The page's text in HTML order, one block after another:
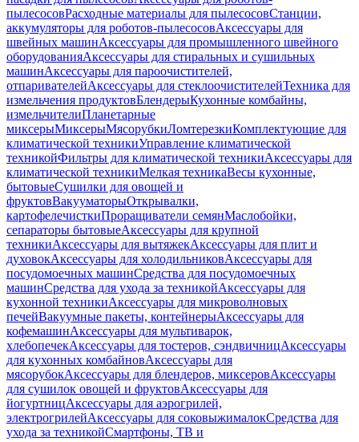
пылесосовРасходные материалы для пылесосовСтанции,
аккумуляторы для роботов-пылесосовАксессуары для
швейных машинАксессуары для промышленного швейного
оборудованияАксессуары для стиральных и сушильных
машинАксессуары для пароочистителей,
отпаривателейАксессуары для стеклоочистителейТехника для
измельчения продуктовБлендерыКухонные комбайны,
измельчителиПланетарные
миксерыМиксерыМясорубкиЛомтерезкиКомплектующие для
климатической техникиУправление климатической
техникойФильтры для климатической техникиАксессуары для
климатической техникиМелкая техникаВесы кухонные,
бытовыеСушилки для овощей и
фруктовВакууматорыОткрывалки,
картофелечисткиПроращиватели семянМаслобойки,
сепараторы бытовыеАксессуары для крупной
техникиАксессуары для вытяжекАксессуары для плит и
духовокАксессуары для холодильниковАксессуары для
посудомоечных машинСредства для посудомоечных
машинСредства для ухода за техникойАксессуары для
кухонной техникиАксессуары для микроволновых
печейВакуумные пакеты, контейнерыАксессуары для
кофемашинАксессуары для мультиварок,
хлебопечекАксессуары для тостеров, сэндвичницАксессуары
для кухонных комбайновАксессуары для
мясорубокАксессуары для блендеров, миксеровАксессуары
для сушилок овощей и фруктовАксессуары для
йогуртницАксессуары для аэрогрилей,
электрогрилейАксессуары для соковыжималокСредства для
ухода за техникойСмартфоны, ТВ и